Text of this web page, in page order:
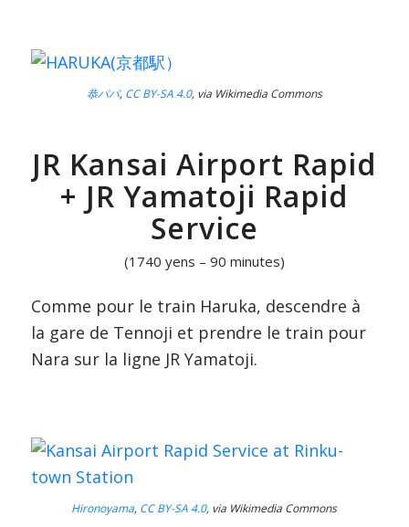
恭パパ, CC BY-SA 4.0, via Wikimedia Commons
JR Kansai Airport Rapid
+ JR Yamatoji Rapid
Service
(1740 yens – 90 minutes)
Comme pour le train Haruka, descendre à
la gare de Tennoji et prendre le train pour
Nara sur la ligne JR Yamatoji.
Hironoyama, CC BY-SA 4.0, via Wikimedia Commons